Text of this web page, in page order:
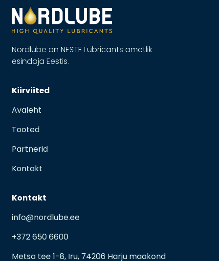
Nordlube on NESTE Lubricants ametlik
esindaja Eestis.
Kiirviited
Avaleht
Tooted
Partnerid
Kontakt
Kontakt
info@nordlube.ee
+372 650 6600
Metsa tee 1-8, Iru, 74206 Harju maakond